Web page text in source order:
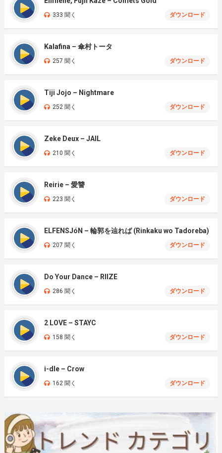
333 聞く ダウンロード
Kalafina – 傘村トータ
257 聞く ダウンロード
Tiji Jojo – Nightmare
252 聞く ダウンロード
Zeke Deux – JAIL
210 聞く ダウンロード
Reirie – 愛讐
223 聞く ダウンロード
ELFENSJóN – 輪郭を辿れば (Rinkaku wo Tadoreba)
207 聞く ダウンロード
Do Your Dance – RIIZE
286 聞く ダウンロード
2 LOVE – STAYC
158 聞く ダウンロード
i-dle – Crow
162 聞く ダウンロード